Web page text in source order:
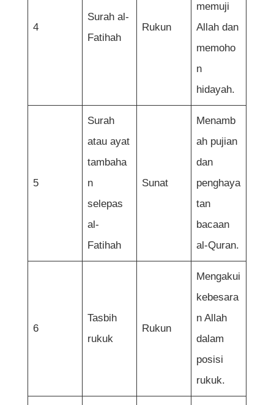
4
Surah al-
Fatihah
Rukun
memuji
Allah dan
memoho
n
hidayah.
5
Surah
atau ayat
tambaha
n
selepas
al-
Fatihah
Sunat
Menamb
ah pujian
dan
penghaya
tan
bacaan
al-Quran.
6
Tasbih
rukuk
Rukun
Mengakui
kebesara
n Allah
dalam
posisi
rukuk.